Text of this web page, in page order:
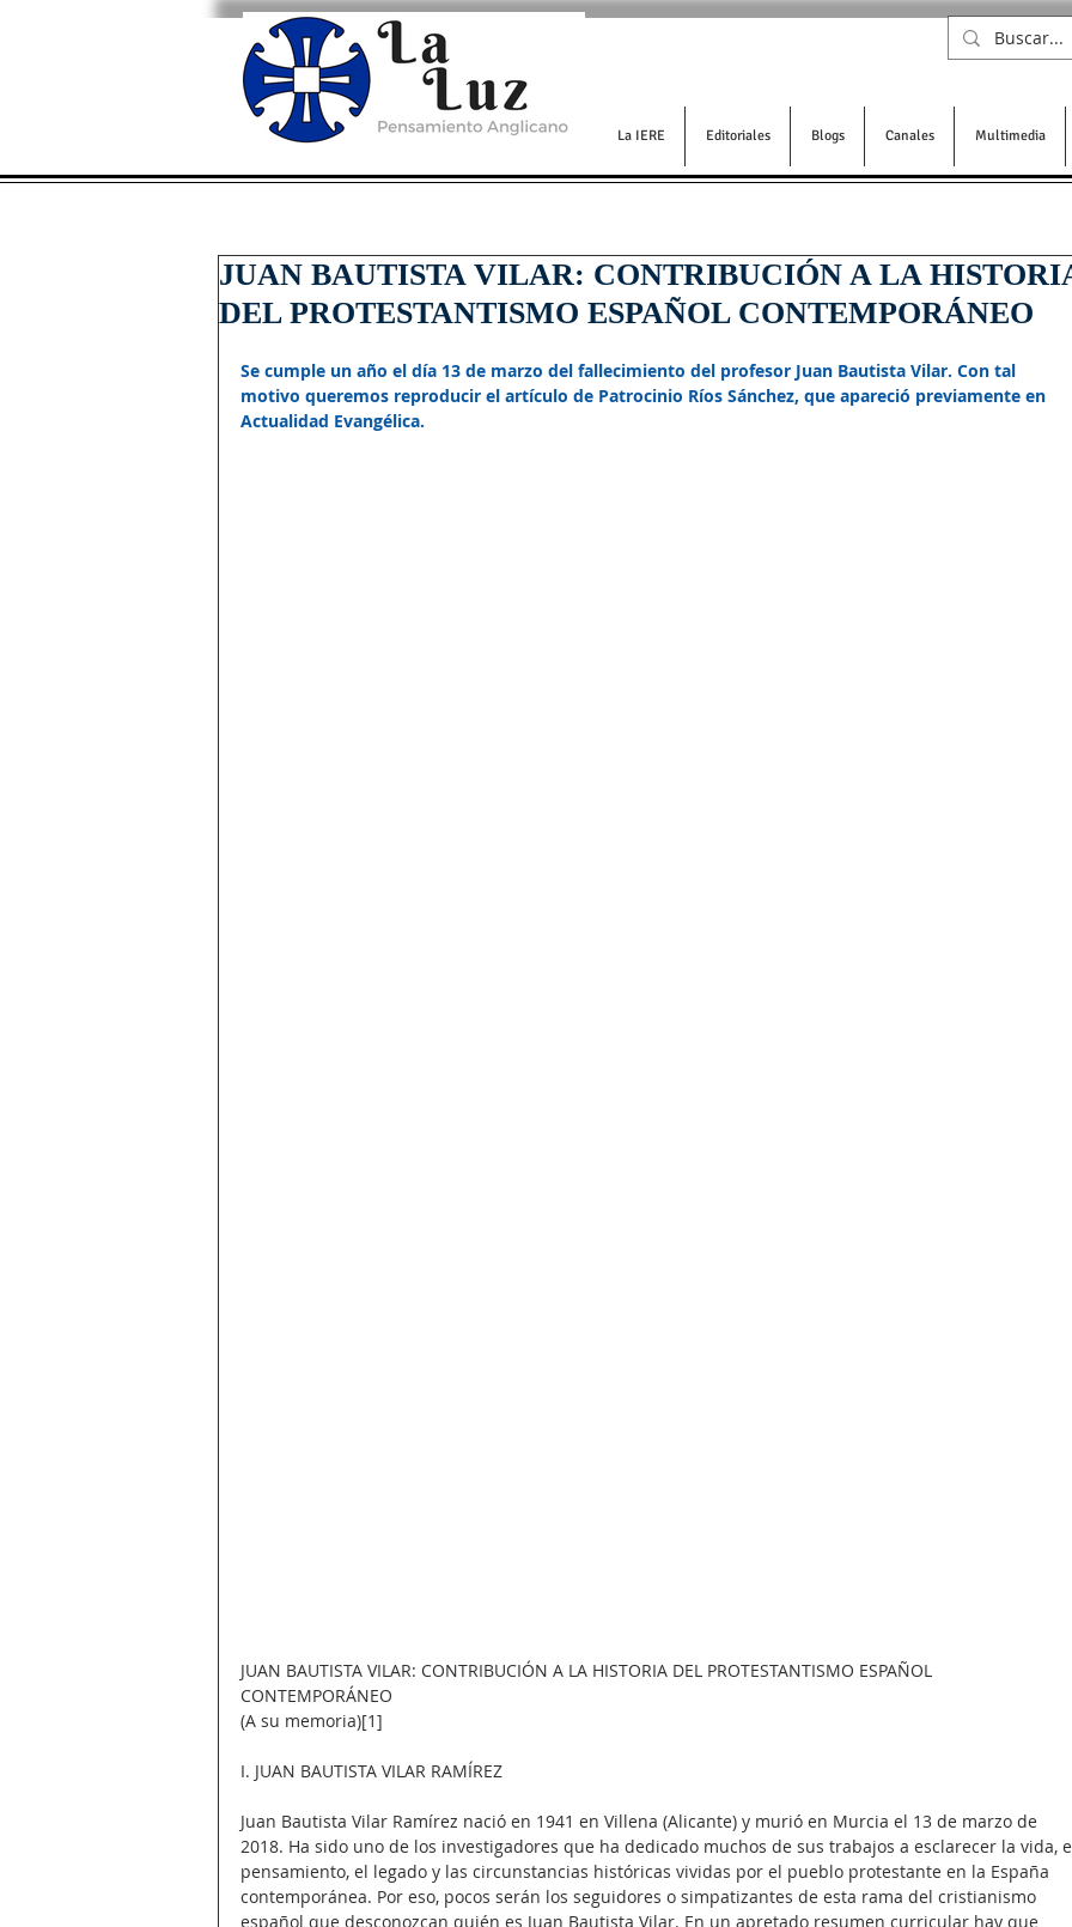
La IERE Editoriales Blogs Canales Multimedia
JUAN BAUTISTA VILAR: CONTRIBUCIÓN A LA
DEL PROTESTANTISMO ESPAÑOL CONTEMPORÁNEO
Se cumple un año el día 13 de marzo del fallecimiento del profesor Juan Bautista Vilar. Con tal
motivo queremos reproducir el artículo de Patrocinio Ríos Sánchez, que apareció previamente en
Actualidad Evangélica.
JUAN BAUTISTA VILAR: CONTRIBUCIÓN A LA HISTORIA DEL PROTESTANTISMO ESPAÑOL
CONTEMPORÁNEO
(A su memoria)[1]
I. JUAN BAUTISTA VILAR RAMÍREZ
Juan Bautista Vilar Ramírez nació en 1941 en Villena (Alicante) y murió en Murcia el 13 de marzo de
2018. Ha sido uno de los investigadores que ha dedicado muchos de sus trabajos a esclarecer la vida,
pensamiento, el legado y las circunstancias históricas vividas por el pueblo protestante en la España
contemporánea. Por eso, pocos serán los seguidores o simpatizantes de esta rama del cristianismo
español que desconozcan quién es Juan Bautista Vilar. En un apretado resumen curricular hay que